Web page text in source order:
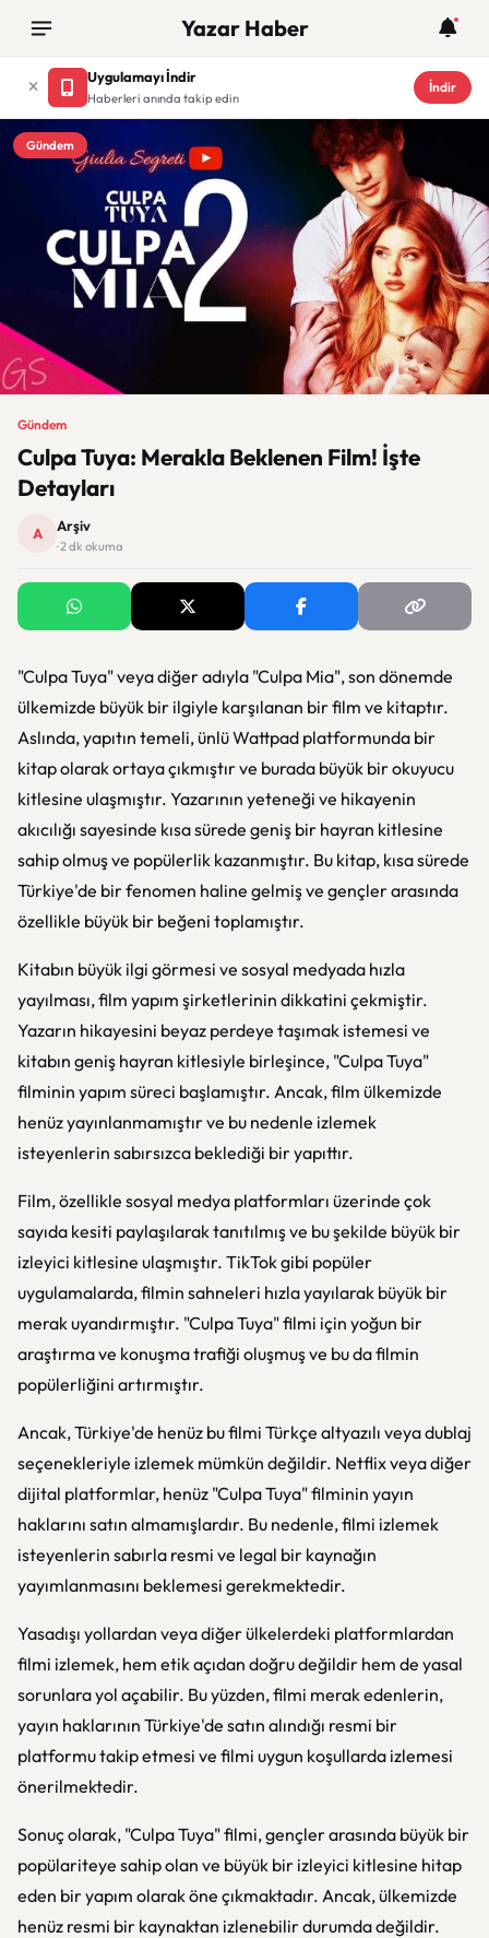
Yazar Haber
Uygulamayı İndir
Haberleri anında takip edin
İndir
Gündem
Gündem
Culpa Tuya: Merakla Beklenen Film! İşte
Detayları
A Arşiv
· 2 dk okuma
"Culpa Tuya" veya diğer adıyla "Culpa Mia", son dönemde
ülkemizde büyük bir ilgiyle karşılanan bir film ve kitaptır.
Aslında, yapıtın temeli, ünlü Wattpad platformunda bir
kitap olarak ortaya çıkmıştır ve burada büyük bir okuyucu
kitlesine ulaşmıştır. Yazarının yeteneği ve hikayenin
akıcılığı sayesinde kısa sürede geniş bir hayran kitlesine
sahip olmuş ve popülerlik kazanmıştır. Bu kitap, kısa sürede
Türkiye'de bir fenomen haline gelmiş ve gençler arasında
özellikle büyük bir beğeni toplamıştır.
Kitabın büyük ilgi görmesi ve sosyal medyada hızla
yayılması, film yapım şirketlerinin dikkatini çekmiştir.
Yazarın hikayesini beyaz perdeye taşımak istemesi ve
kitabın geniş hayran kitlesiyle birleşince, "Culpa Tuya"
filminin yapım süreci başlamıştır. Ancak, film ülkemizde
henüz yayınlanmamıştır ve bu nedenle izlemek
isteyenlerin sabırsızca beklediği bir yapıttır.
Film, özellikle sosyal medya platformları üzerinde çok
sayıda kesiti paylaşılarak tanıtılmış ve bu şekilde büyük bir
izleyici kitlesine ulaşmıştır. TikTok gibi popüler
uygulamalarda, filmin sahneleri hızla yayılarak büyük bir
merak uyandırmıştır. "Culpa Tuya" filmi için yoğun bir
araştırma ve konuşma trafiği oluşmuş ve bu da filmin
popülerliğini artırmıştır.
Ancak, Türkiye'de henüz bu filmi Türkçe altyazılı veya dublaj
seçenekleriyle izlemek mümkün değildir. Netflix veya diğer
dijital platformlar, henüz "Culpa Tuya" filminin yayın
haklarını satın almamışlardır. Bu nedenle, filmi izlemek
isteyenlerin sabırla resmi ve legal bir kaynağın
yayımlanmasını beklemesi gerekmektedir.
Yasadışı yollardan veya diğer ülkelerdeki platformlardan
filmi izlemek, hem etik açıdan doğru değildir hem de yasal
sorunlara yol açabilir. Bu yüzden, filmi merak edenlerin,
yayın haklarının Türkiye'de satın alındığı resmi bir
platformu takip etmesi ve filmi uygun koşullarda izlemesi
önerilmektedir.
Sonuç olarak, "Culpa Tuya" filmi, gençler arasında büyük bir
popülariteye sahip olan ve büyük bir izleyici kitlesine hitap
eden bir yapım olarak öne çıkmaktadır. Ancak, ülkemizde
henüz resmi bir kaynaktan izlenebilir durumda değildir.